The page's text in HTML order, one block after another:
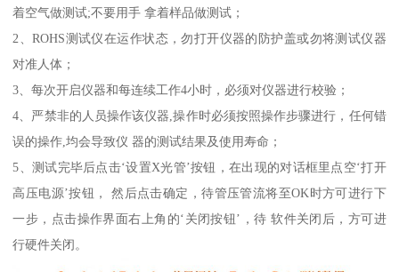
着空气做测试;不要用手 拿着样品做测试；
2、ROHS测试仪在运作状态，勿打开仪器的防护盖或勿将测试仪器
对准人体；
3、每次开启仪器和每连续工作4小时，必须对仪器进行校验；
4、严禁非的人员操作该仪器,操作时必须按照操作步骤进行，任何错
误的操作,均会导致仪 器的测试结果及使用寿命；
5、测试完毕后点击‘设置X光管’按钮，在出现的对话框里点空‘打开
高压电源’按钮， 然后点击确定，待管压管流将至OK时方可进行下
一步，点击操作界面右上角的‘关闭按钮’，待 软件关闭后，方可进
行硬件关闭。